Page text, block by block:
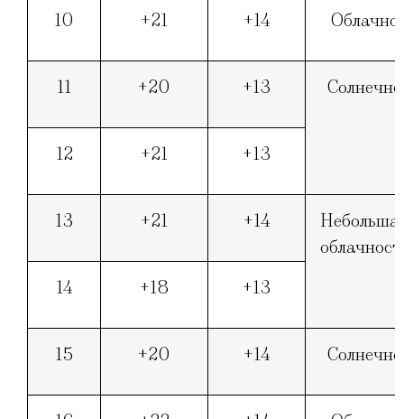
10 +21 +14 Облачно
11 +20 +13 Солнечно
12 +21 +13
13 +21 +14
14
+18 +13
15 +20 +14 Солнечно